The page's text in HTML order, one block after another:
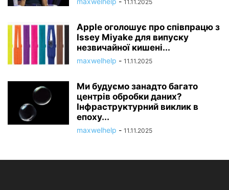
11.11.2025
Apple оголошує про співпрацю з
Issey Miyake для випуску
незвичайної кишені...
maxwelhelp - 11.11.2025
Ми будуємо занадто багато
центрів обробки даних?
Інфраструктурний виклик в
епоху...
maxwelhelp - 11.11.2025